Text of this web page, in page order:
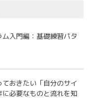
入門編：基礎練習パタ
おきたい「自分のサイ
必要なものと流れを知